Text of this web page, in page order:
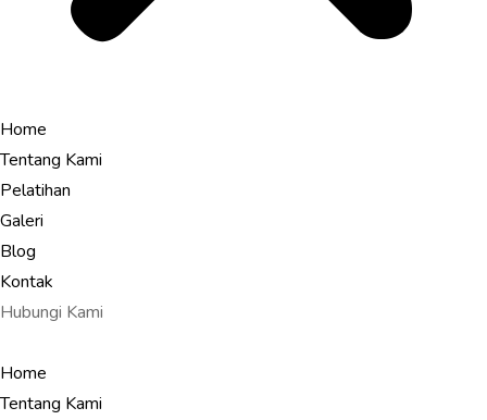
Home
Tentang Kami
Pelatihan
Galeri
Blog
Kontak
Hubungi Kami
Home
Tentang Kami